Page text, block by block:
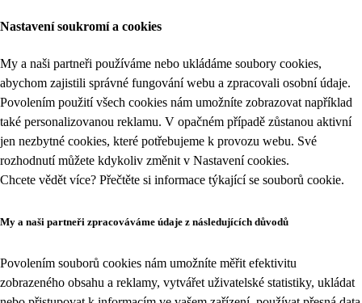
Nastavení soukromí a cookies
My a naši partneři používáme nebo ukládáme soubory cookies,
abychom zajistili správné fungování webu a zpracovali osobní údaje.
Povolením použití všech cookies nám umožníte zobrazovat například
také personalizovanou reklamu. V opačném případě zůstanou aktivní
jen nezbytné cookies, které potřebujeme k provozu webu. Své
rozhodnutí můžete kdykoliv změnit v Nastavení cookies.
Chcete vědět více? Přečtěte si informace týkající se souborů cookie.
My a naši partneři zpracováváme údaje z následujících důvodů
Povolením souborů cookies nám umožníte měřit efektivitu
zobrazeného obsahu a reklamy, vytvářet uživatelské statistiky, ukládat